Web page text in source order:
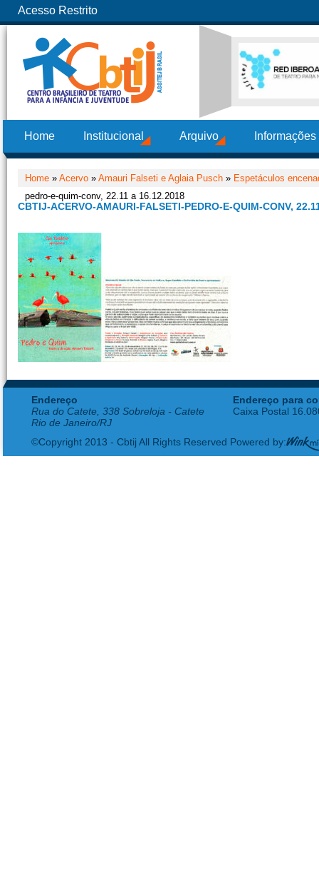
Acesso Restrito
Home Institucional Arquivo
Home » Acervo » Amauri Falseti e Aglaia Pusch » Espetáculos
pedro-e-quim-conv, 22.11 a 16.12.2018
CBTIJ-ACERVO-AMAURI-FALSETI-PEDRO-E-QUIM-CONV,
Endereço
Rua do Catete, 338 Sobreloja - Catete
Rio de Janeiro/RJ
Endereço para
Caixa Postal
©Copyright 2013 - Cbtij All Rights Reserved Powered by: